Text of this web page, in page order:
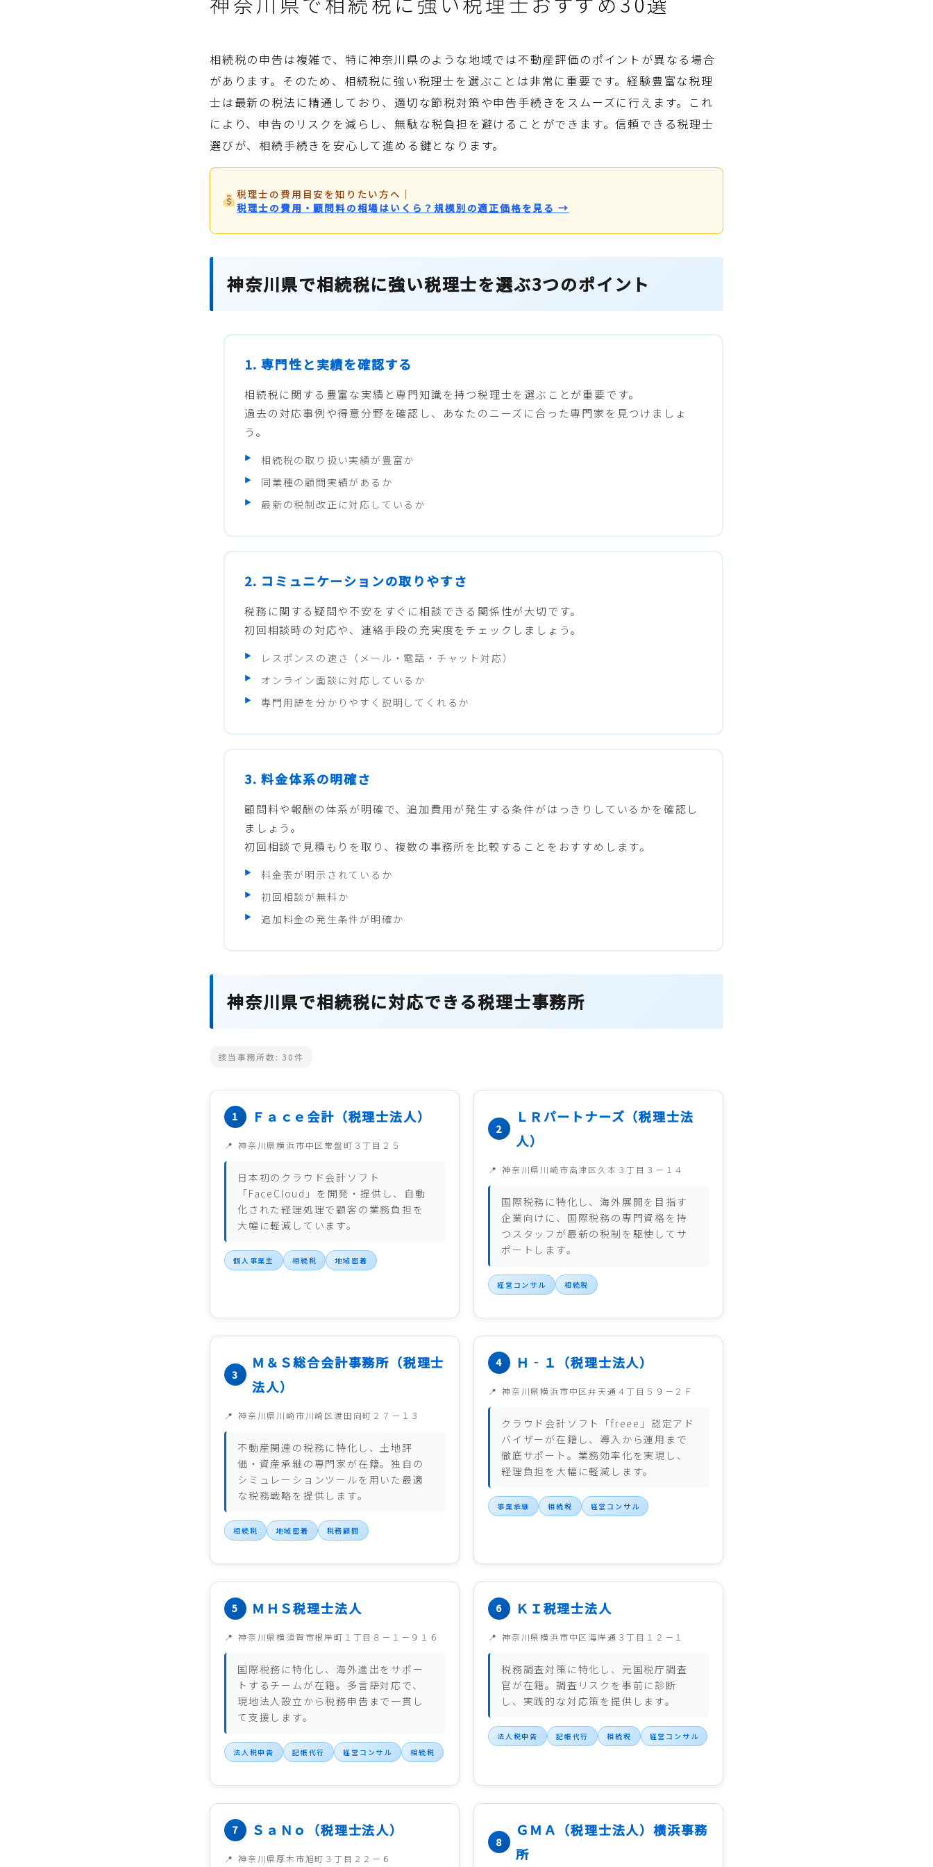
相続税の申告は複雑で、特に神奈川県のような地域では不動産評価のポイントが異なる場合
があります。そのため、相続税に強い税理士を選ぶことは非常に重要です。経験豊富な税理
士は最新の税法に精通しており、適切な節税対策や申告手続きをスムーズに行えます。これ
により、申告のリスクを減らし、無駄な税負担を避けることができます。信頼できる税理士
選びが、相続手続きを安心して進める鍵となります。
税理士の費用目安を知りたい方へ ｜
税理士の費用・顧問料の相場はいくら？規模別の適正価格を見る →
神奈川県で相続税に強い税理士を選ぶ3つのポイント
1. 専門性と実績を確認する
相続税に関する豊富な実績と専門知識を持つ税理士を選ぶことが重要です。
過去の対応事例や得意分野を確認し、あなたのニーズに合った専門家を見つけましょ
う。
相続税の取り扱い実績が豊富か
同業種の顧問実績があるか
最新の税制改正に対応しているか
2. コミュニケーションの取りやすさ
税務に関する疑問や不安をすぐに相談できる関係性が大切です。
初回相談時の対応や、連絡手段の充実度をチェックしましょう。
レスポンスの速さ（メール・電話・チャット対応）
オンライン面談に対応しているか
専門用語を分かりやすく説明してくれるか
3. 料金体系の明確さ
顧問料や報酬の体系が明確で、追加費用が発生する条件がはっきりしているかを確認し
ましょう。
初回相談で見積もりを取り、複数の事務所を比較することをおすすめします。
料金表が明示されているか
初回相談が無料か
追加料金の発生条件が明確か
神奈川県で相続税に対応できる税理士事務所
該当事務所数:30件
Ｆａｃｅ会計（税理士法人）
神奈川県横浜市中区常盤町３丁目２５
日本初のクラウド会計ソフト
「FaceCloud」を開発・提供し、自動
化された経理処理で顧客の業務負担を
大幅に軽減しています。
個人事業主 相続税 地域密着
ＬＲパートナーズ（税理士法
人）
神奈川県川崎市高津区久本３丁目３－１４
国際税務に特化し、海外展開を目指す
企業向けに、国際税務の専門資格を持
つスタッフが最新の税制を駆使してサ
ポートします。
経営コンサル 相続税
Ｍ＆Ｓ総合会計事務所（税理士
法人）
神奈川県川崎市川崎区渡田向町２７－１３
不動産関連の税務に特化し、土地評
価・資産承継の専門家が在籍。独自の
シミュレーションツールを用いた最適
な税務戦略を提供します。
相続税 地域密着 税務顧問
Ｈ‐１（税理士法人）
神奈川県横浜市中区弁天通４丁目５９－２Ｆ
クラウド会計ソフト「freee」認定アド
バイザーが在籍し、導入から運用まで
徹底サポート。業務効率化を実現し、
経理負担を大幅に軽減します。
事業承継 相続税 経営コンサル
ＭＨＳ税理士法人
神奈川県横須賀市根岸町１丁目８－１－９１６
国際税務に特化し、海外進出をサポー
トするチームが在籍。多言語対応で、
現地法人設立から税務申告まで一貫し
て支援します。
法人税申告 記帳代行 経営コンサル 相続税
ＫＩ税理士法人
神奈川県横浜市中区海岸通３丁目１２－１
税務調査対策に特化し、元国税庁調査
官が在籍。調査リスクを事前に診断
し、実践的な対応策を提供します。
法人税申告 記帳代行 相続税 経営コンサル
ＳａＮｏ（税理士法人）
神奈川県厚木市旭町３丁目２２－６
ＧＭＡ（税理士法人）横浜事務
所